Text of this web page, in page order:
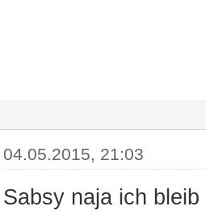
04.05.2015, 21:03
Sabsy naja ich